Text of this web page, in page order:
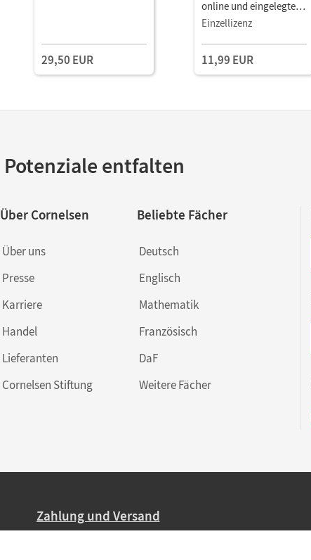
29,50 EUR
online und eingelegtem
Förderheft
Einzellizenz
11,99 EUR
Potenziale entfalten
Über Cornelsen
Über uns
Presse
Karriere
Handel
Lieferanten
Cornelsen Stiftung
Beliebte Fächer
Deutsch
Englisch
Mathematik
Französisch
DaF
Weitere Fächer
Zahlung und Versand